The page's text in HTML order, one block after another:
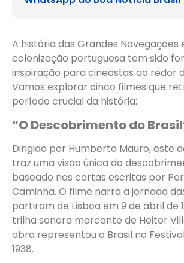
A história das Grandes Navegações
colonização portuguesa tem sido
inspiração para cineastas ao redor
Vamos explorar cinco filmes que
período crucial da história:
“O Descobrimento do
Dirigido por Humberto Mauro, este
traz uma visão única do
baseado nas cartas escritas por
Caminha. O filme narra a jornada
partiram de Lisboa em 9 de abril de
trilha sonora marcante de Heitor
obra representou o Brasil no
1938.